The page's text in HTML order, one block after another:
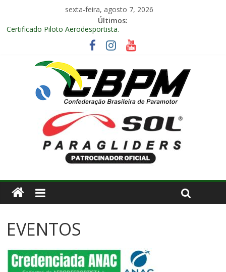
sexta-feira, agosto 7, 2026
Últimos:
Certificado Piloto Aerodesportista.
Encontro Nacional de Aerodesporto no Arraiá Aéreo realizado
no Aeroclube de Bauru – SP.
Anuidade 2026
Arraiá Aéreo 2025 em Bauru – SP
Decisão Nº 675, 16 anos.
EVENTOS